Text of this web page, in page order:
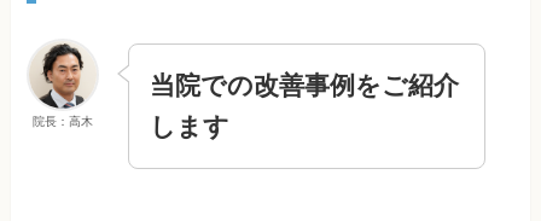
院長：高木
当院での改善事例をご紹介
します